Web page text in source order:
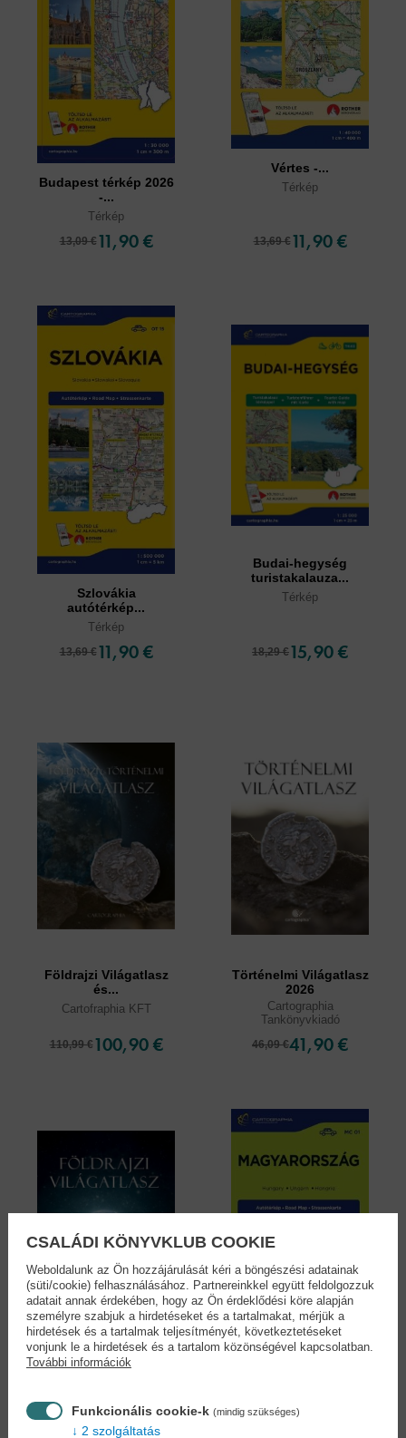
Budapest térkép 2026
-...
Térkép
13,09 € 11,90 €
Vértes -...
Térkép
13,69 € 11,90 €
Szlovákia
autótérkép...
Térkép
13,69 € 11,90 €
Budai-hegység
turistakalauza...
Térkép
18,29 €15,90 €
Földrajzi Világatlasz
és...
Cartofraphia KFT
110,99 € 100,90 €
Történelmi Világatlasz
2026
Cartographia
Tankönyvkiadó
46,09 €41,90 €
Földrajzi Világatlasz
Magyarország
CSALÁDI KÖNYVKLUB COOKIE
Weboldalunk az Ön hozzájárulását kéri a böngészési adatainak
(süti/cookie) felhasználásához. Partnereinkkel együtt feldolgozzuk
adatait annak érdekében, hogy az Ön érdeklődési köre alapján
személyre szabjuk a hirdetéseket és a tartalmakat, mérjük a
hirdetések és a tartalmak teljesítményét, következtetéseket
vonjunk le a hirdetések és a tartalom közönségével kapcsolatban.
További információk
Funkcionális cookie-k (mindig szükséges)
2 szolgáltatás